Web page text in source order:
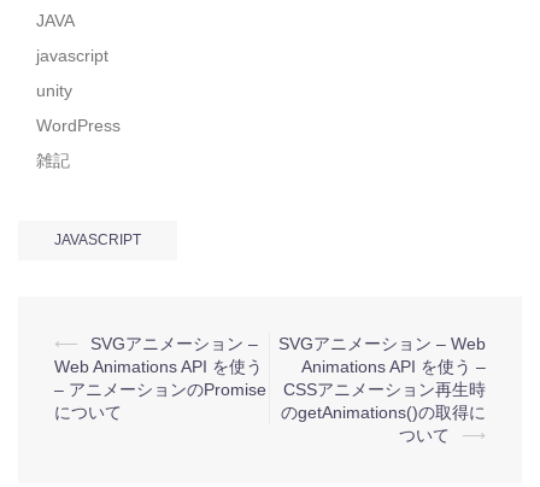
JAVA
javascript
unity
WordPress
雑記
JAVASCRIPT
投
稿
ナ
⟵
SVGアニメーション –
Web Animations API を使う
– アニメーションのPromise
について
SVGアニメーション – Web
Animations API を使う –
CSSアニメーション再生時
のgetAnimations()の取得に
ついて
⟶